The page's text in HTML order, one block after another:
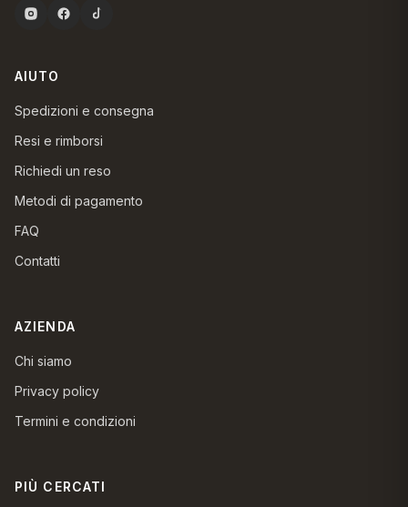
AIUTO
Spedizioni e consegna
Resi e rimborsi
Richiedi un reso
Metodi di pagamento
FAQ
Contatti
AZIENDA
Chi siamo
Privacy policy
Termini e condizioni
PIÙ CERCATI